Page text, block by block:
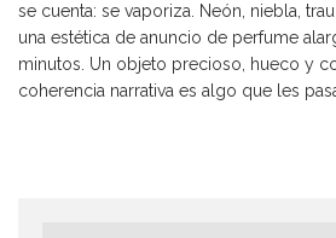
se cuenta: se vaporiza. Neón, niebla,
una estética de anuncio de perfume
minutos. Un objeto precioso, hueco y
coherencia narrativa es algo que les